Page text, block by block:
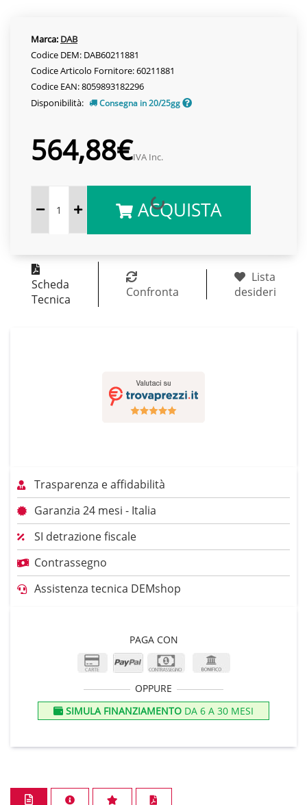
Marca: DAB
Codice DEM: DAB60211881
Codice Articolo Fornitore: 60211881
Codice EAN: 8059893182296
Disponibilità:
Consegna in 20/25gg
564,88€IVA Inc.
ACQUISTA
Scheda
Tecnica
Confronta
Lista
desideri
Trasparenza e affidabilità
Garanzia 24 mesi - Italia
SI detrazione fiscale
Contrassegno
Assistenza tecnica DEMshop
PAGA CON
OPPURE
SIMULA FINANZIAMENTO DA 6 A 30 MESI